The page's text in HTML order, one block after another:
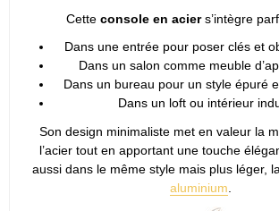
Cette console en aciers’intègre
Dans une entrée pour poser clés et
Dans un salon comme meuble
Dans un bureau pour un style épuré
Dans un loft ou intérieur
Son design minimaliste met en valeur la
l’acier tout en apportant une touche
aussi dans le même style mais plus léger, la
aluminium